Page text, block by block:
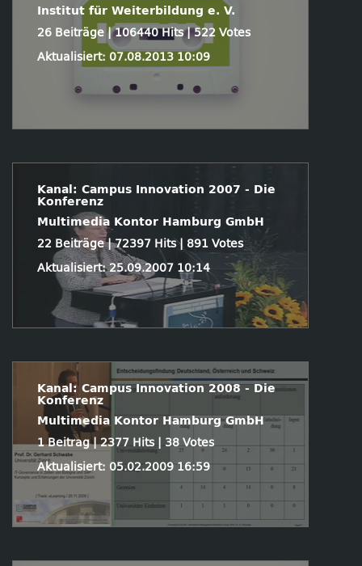
Institut für Weiterbildung e. V.
26 Beiträge | 106440 Hits | 522 Votes
Aktualisiert: 07.08.2013 10:09
Kanal: Campus Innovation 2007 - Die
Konferenz
Multimedia Kontor Hamburg GmbH
22 Beiträge | 72397 Hits | 891 Votes
Aktualisiert: 25.09.2007 10:14
Kanal: Campus Innovation 2008 - Die
Konferenz
Multimedia Kontor Hamburg GmbH
1 Beitrag | 2377 Hits | 38 Votes
Aktualisiert: 05.02.2009 16:59